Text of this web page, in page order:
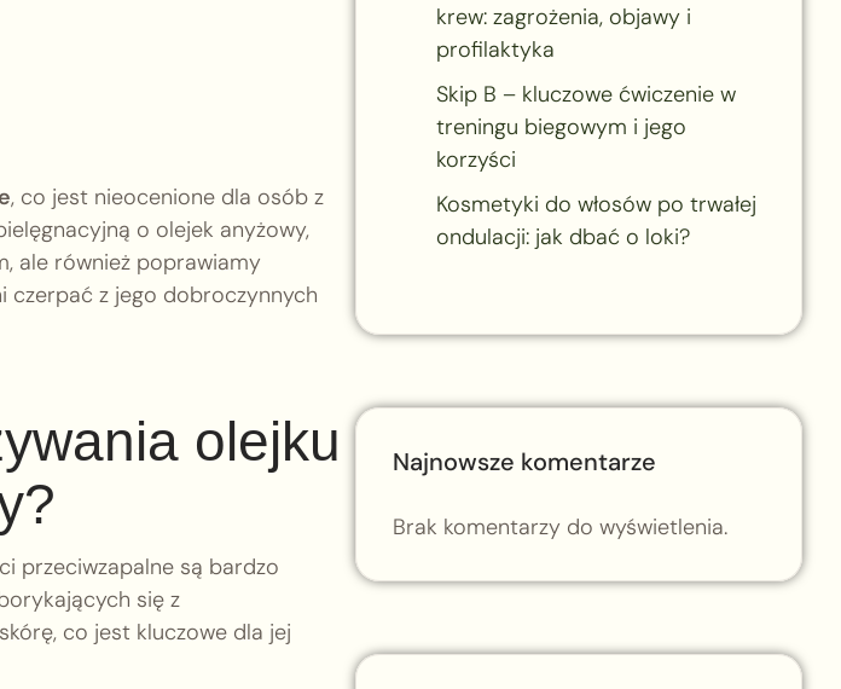
, co jest nieocenione dla osób z
o olejek anyżowy,
ale również poprawiamy
czerpać z jego dobroczynnych
olejku
przeciwzapalne są bardzo
się z
co jest kluczowe dla jej
krew: zagrożenia, objawy i
profilaktyka
Skip B – kluczowe ćwiczenie w
treningu biegowym i jego
korzyści
Kosmetyki do włosów po trwałej
ondulacji: jak dbać o loki?
Najnowsze komentarze
Brak komentarzy do wyświetlenia.